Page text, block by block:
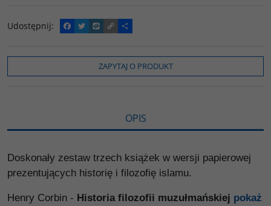
Udostępnij:
F
a
e
o
T
w
t
e
W
y
o
p
C
o
y
L
i
P
o
z
i
e
ę
ZAPYTAJ O PRODUKT
OPIS
Doskonały zestaw trzech książek w wersji papierowej
prezentujących historię i filozofię islamu.
Henry Corbin - Historia filozofii muzułmańskiej pokaż